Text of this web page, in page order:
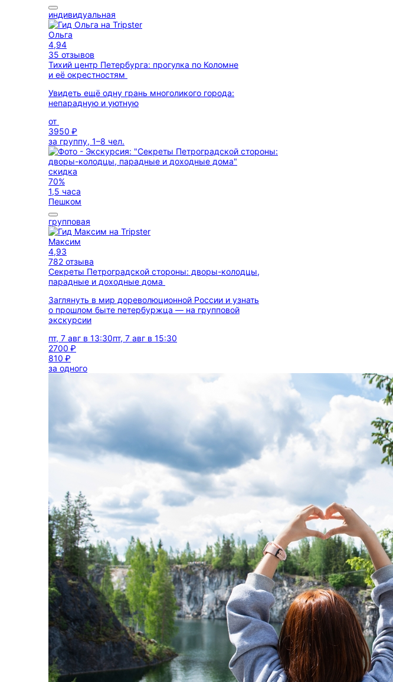
индивидуальная
Ольга
4,94
35 отзывов
Тихий центр Петербурга: прогулка по Коломне
и её окрестностям
Увидеть ещё одну грань многоликого города:
непарадную и уютную
от
3950 ₽
за группу, 1–8 чел.
скидка
70%
1,5 часа
Пешком
групповая
Максим
4,93
782 отзыва
Секреты Петроградской стороны: дворы-колодцы,
парадные и доходные дома
Заглянуть в мир дореволюционной России и узнать
о прошлом быте петербуржца — на групповой
экскурсии
пт, 7 авг в 13:30пт, 7 авг в 15:30
2700 ₽
810 ₽
за одного